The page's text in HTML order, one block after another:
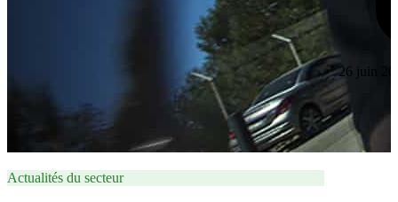
Actualités du secteur
26 juin